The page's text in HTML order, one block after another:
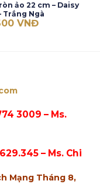
ảo 22 cm – Daisy
Trắng Ngà
VNĐ
3009 – Ms.
– Ms. Chi
Mạng Tháng 8,